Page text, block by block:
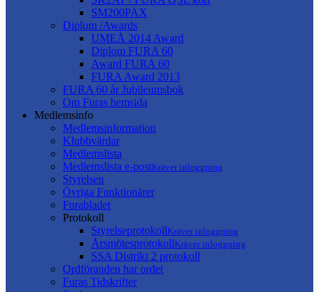
SM200PAX
Diplom /Awards
UMEÅ 2014 Award
Diplom FURA 60
Award FURA 60
FURA Award 2013
FURA 60 år Jubileumsbok
Om Furas hemsida
Medlemsinfo
Medlemsinformation
Klubbvärdar
Medlemslista
Medlemslista e-postKräver inloggning
Styrelsen
Övriga Funktionärer
Furabladet
Protokoll
StyrelseprotokollKräver inloggning
ÅrsmötesprotokollKräver inloggning
SSA Distrikt 2 protokoll
Ordföranden har ordet
Furas Tidskrifter